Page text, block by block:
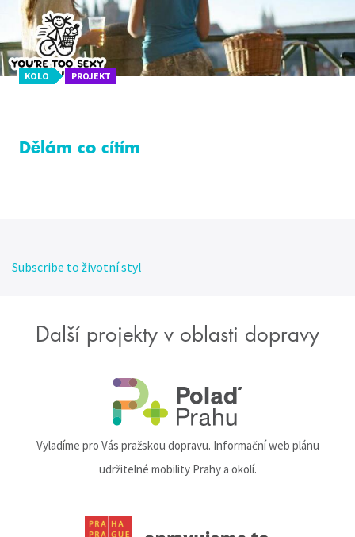
KOLO PROJEKT
Dělám co cítím
Subscribe to životní styl
Další projekty v oblasti dopravy
Vyladíme pro Vás pražskou dopravu. Informační web plánu
udržitelné mobility Prahy a okolí.